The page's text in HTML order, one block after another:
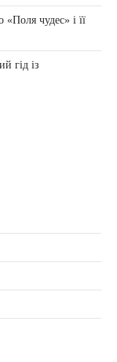
чудес» і її
гід із